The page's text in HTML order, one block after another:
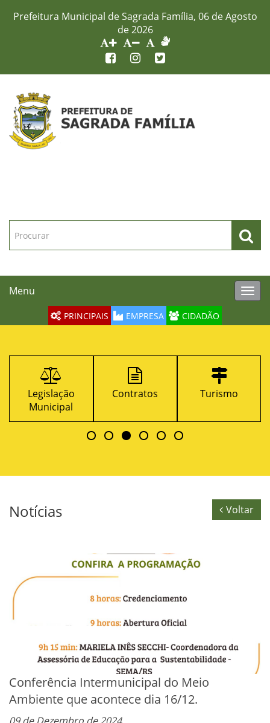
Prefeitura Municipal de Sagrada Família, 06 de Agosto
de 2026
Menu
PRINCIPAIS EMPRESA CIDADÃO
Contratos Turismo Decretos
Notícias Voltar
Conferência Intermunicipal do Meio
Ambiente que acontece dia 16/12.